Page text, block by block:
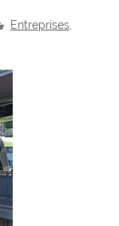
Entreprises,